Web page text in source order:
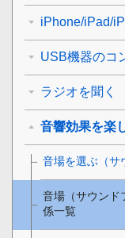
iPhone/iPad/
USB機器のコ
ラジオを聞く
音響効果を楽
音場を選ぶ（サ
音場（サウンド
係一覧